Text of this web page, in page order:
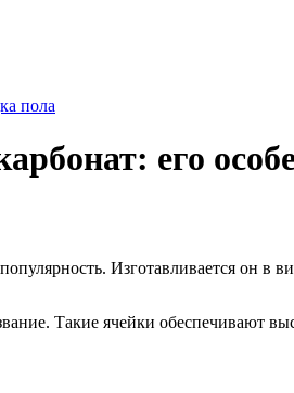
пола
его
Изготавливается он в
Такие ячейки обеспечивают